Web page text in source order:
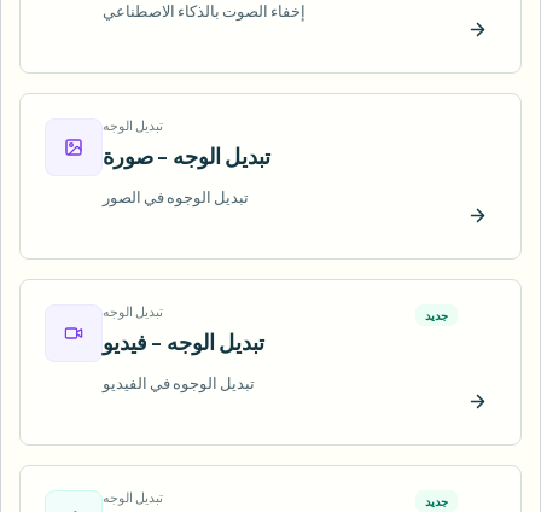
إخفاء الصوت بالذكاء الاصطناعي
الآن
تبديل الوجه
تبديل الوجه - صورة
تبديل الوجوه في الصور
الآن
تبديل الوجه
تبديل الوجه - فيديو
جديد
تبديل الوجوه في الفيديو
الآن
تبديل الوجه جديد